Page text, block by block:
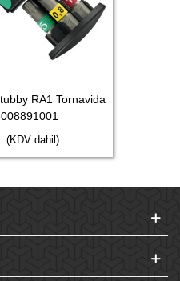
RA1 Tornavida
(KDV dahil)